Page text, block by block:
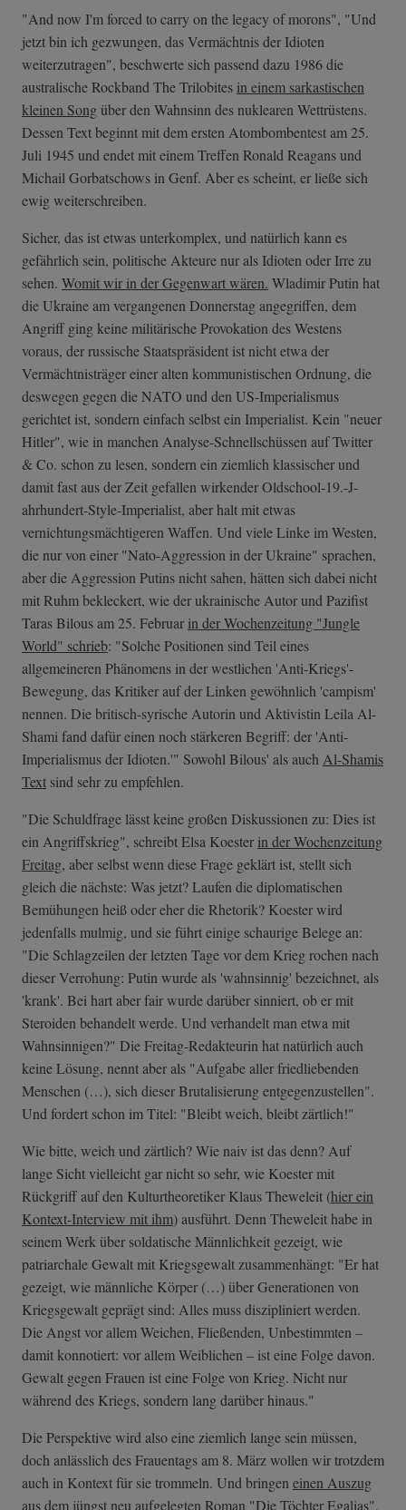
"And now I'm forced to carry on the legacy of morons", "Und
jetzt bin ich gezwungen, das Vermächtnis der Idioten
weiterzutragen", beschwerte sich passend dazu 1986 die
australische Rockband The Trilobites in einem sarkastischen
kleinen Songüber den Wahnsinn des nuklearen Wettrüstens.
Dessen Text beginnt mit dem ersten Atombombentest am 25.
Juli 1945 und endet mit einem Treffen Ronald Reagans und
Michail Gorbatschows in Genf. Aber es scheint, er ließe sich
ewig weiterschreiben.
Sicher, das ist etwas unterkomplex, und natürlich kann es
gefährlich sein, politische Akteure nur als Idioten oder Irre zu
sehen. Womit wir in der Gegenwart wären. Wladimir Putin hat
die Ukraine am vergangenen Donnerstag angegriffen, dem
Angriff ging keine militärische Provokation des Westens
voraus, der russische Staatspräsident ist nicht etwa der
Vermächtnisträger einer alten kommunistischen Ordnung, die
deswegen gegen die NATO und den US-Imperialismus
gerichtet ist, sondern einfach selbst ein Imperialist. Kein "neuer
Hitler", wie in manchen Analyse-Schnellschüssen auf Twitter
& Co. schon zu lesen, sondern ein ziemlich klassischer und
damit fast aus der Zeit gefallen wirkender Oldschool-19.-J­
ahrhundert-Styl­e-Imperialist, aber halt mit etwas
vernichtungsmächtigeren Waffen. Und viele Linke im Westen,
die nur von einer "Nato-Aggression in der Ukraine" sprachen,
aber die Aggression Putins nicht sahen, hätten sich dabei nicht
mit Ruhm bekleckert, wie der ukrainische Autor und Pazifist
Taras Bilous am 25. Februar in der Wochenzeitung "Jungle
World" schrieb: "Solche Positionen sind Teil eines
allgemeineren Phänomens in der westlichen 'Anti-Kriegs'-
Bewegung, das Kritiker auf der Linken gewöhnlich 'campism'
nennen. Die britisch-syrische Autorin und Aktivistin Leila Al-
Shami fand dafür einen noch stärkeren Begriff: der 'Anti-
Imperialismus der Idioten.'" Sowohl Bilous' als auchAl-Shamis
Text sind sehr zu empfehlen.
"Die Schuldfrage lässt keine großen Diskussionen zu: Dies ist
ein Angriffskrieg", schreibt Elsa Koester in der Wochenzeitung
Freitag, aber selbst wenn diese Frage geklärt ist, stellt sich
gleich die nächste: Was jetzt? Laufen die diplomatischen
Bemühungen heiß oder eher die Rhetorik? Koester wird
jedenfalls mulmig, und sie führt einige schaurige Belege an:
"Die Schlagzeilen der letzten Tage vor dem Krieg rochen nach
dieser Verrohung: Putin wurde als 'wahnsinnig' bezeichnet, als
'krank'. Bei hart aber fair wurde darüber sinniert, ob er mit
Steroiden behandelt werde. Und verhandelt man etwa mit
Wahnsinnigen?" Die Freitag-Redakteurin hat natürlich auch
keine Lösung, nennt aber als "Aufgabe aller friedliebenden
Menschen (…), sich dieser Brutalisierung entgegenzustellen".
Und fordert schon im Titel: "Bleibt weich, bleibt zärtlich!"
Wie bitte, weich und zärtlich? Wie naiv ist das denn? Auf
lange Sicht vielleicht gar nicht so sehr, wie Koester mit
Rückgriff auf den Kulturtheoretiker Klaus Theweleit (hier ein
Kontext-Interview mit ihm) ausführt. Denn Theweleit habe in
seinem Werk über soldatische Männlichkeit gezeigt, wie
patriarchale Gewalt mit Kriegsgewalt zusammenhängt: "Er hat
gezeigt, wie männliche Körper (…) über Generationen von
Kriegsgewalt geprägt sind: Alles muss diszipliniert werden.
Die Angst vor allem Weichen, Fließenden, Unbestimmten –
damit konnotiert: vor allem Weiblichen – ist eine Folge davon.
Gewalt gegen Frauen ist eine Folge von Krieg. Nicht nur
während des Kriegs, sondern lang darüber hinaus."
Die Perspektive wird also eine ziemlich lange sein müssen,
doch anlässlich des Frauentags am 8. März wollen wir trotzdem
auch in Kontext für sie trommeln. Und bringeneinen Auszug
aus dem jüngst neu aufgelegten Roman "Die Töchter Egalias",